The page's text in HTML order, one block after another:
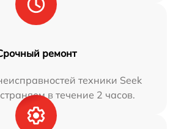
ремонт
техники Seek
в течение 2 часов.